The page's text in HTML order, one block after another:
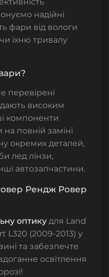
надійні
фари від вологи
їхню тривалу
перевірені
високим
компоненти
повній заміні
окремих деталей,
лед лінзи,
автозапчастини.
Рендж Ровер
оптику для Land
L320 (2009-2013) у
та забезпечте
освітлення